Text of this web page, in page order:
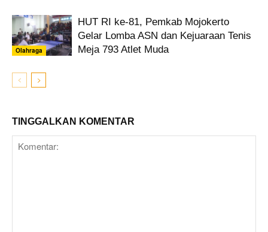
Olahraga
HUT RI ke-81, Pemkab Mojokerto
Gelar Lomba ASN dan Kejuaraan Tenis
Meja 793 Atlet Muda
TINGGALKAN KOMENTAR